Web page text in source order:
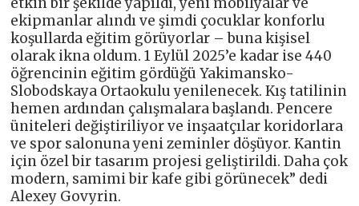
ekipmanlar alındı ​​ve şimdi çocuklar konforlu
koşullarda eğitim görüyorlar – buna kişisel
olarak ikna oldum. 1 Eylül 2025’e kadar ise 440
öğrencinin eğitim gördüğü Yakimansko-
Slobodskaya Ortaokulu yenilenecek. Kış tatilinin
hemen ardından çalışmalara başlandı. Pencere
üniteleri değiştiriliyor ve inşaatçılar koridorlara
ve spor salonuna yeni zeminler döşüyor. Kantin
için özel bir tasarım projesi geliştirildi. Daha çok
modern, samimi bir kafe gibi görünecek” dedi
Alexey Govyrin.